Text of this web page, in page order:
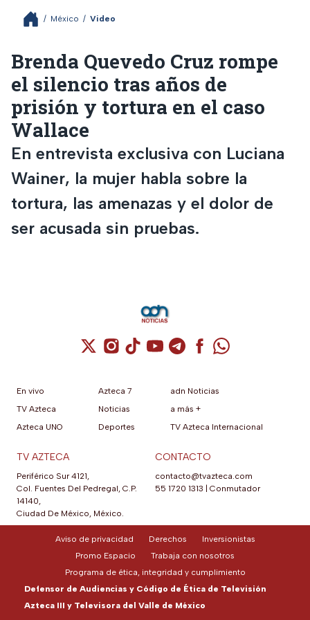
/ México / Video
Brenda Quevedo Cruz rompe
el silencio tras años de
prisión y tortura en el caso
Wallace
En entrevista exclusiva con Luciana
Wainer, la mujer habla sobre la
tortura, las amenazas y el dolor de
ser acusada sin pruebas.
Cuenta de X / Twitter (se abre en una
Cuenta de Instagram (se abre en una
Cuenta de TikTok (se abre en
Cuenta de YouTube (se abre
Cuenta de Telegram (se
Cuenta de
Cuenta de
En vivo
TV Azteca
Azteca UNO
Azteca 7
Noticias
Deportes
adn Noticias
a más +
TV Azteca Internacional
TV AZTECA
Periférico Sur 4121,
Col. Fuentes Del Pedregal, C.P.
14140,
Ciudad De México, México.
CONTACTO
contacto@tvazteca.com
55 1720 1313 | Conmutador
Aviso de privacidad Derechos
Inversionistas
Promo Espacio
Trabaja con nosotros
Programa de ética, integridad y cumplimiento
Defensor de Audiencias y Código de Ética de Televisión
Azteca III y Televisora del Valle de México